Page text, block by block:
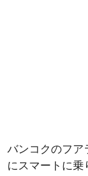
にスマートに乗
日に実際に乗車